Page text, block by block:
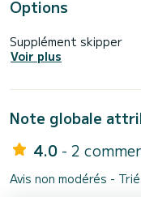
Options
Supplément skipper
Voir plus
Note globale
4.0 - 2
Avis non modérés -